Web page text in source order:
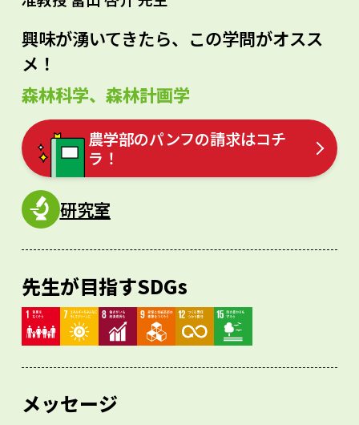
興味が湧いてきたら、この学問がオスス
メ！
森林科学、森林計画学
農学部のパンフの請求はコチ
ラ！
研究室
先生が目指すSDGs
メッセージ